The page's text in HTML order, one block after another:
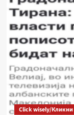
Click wisely/